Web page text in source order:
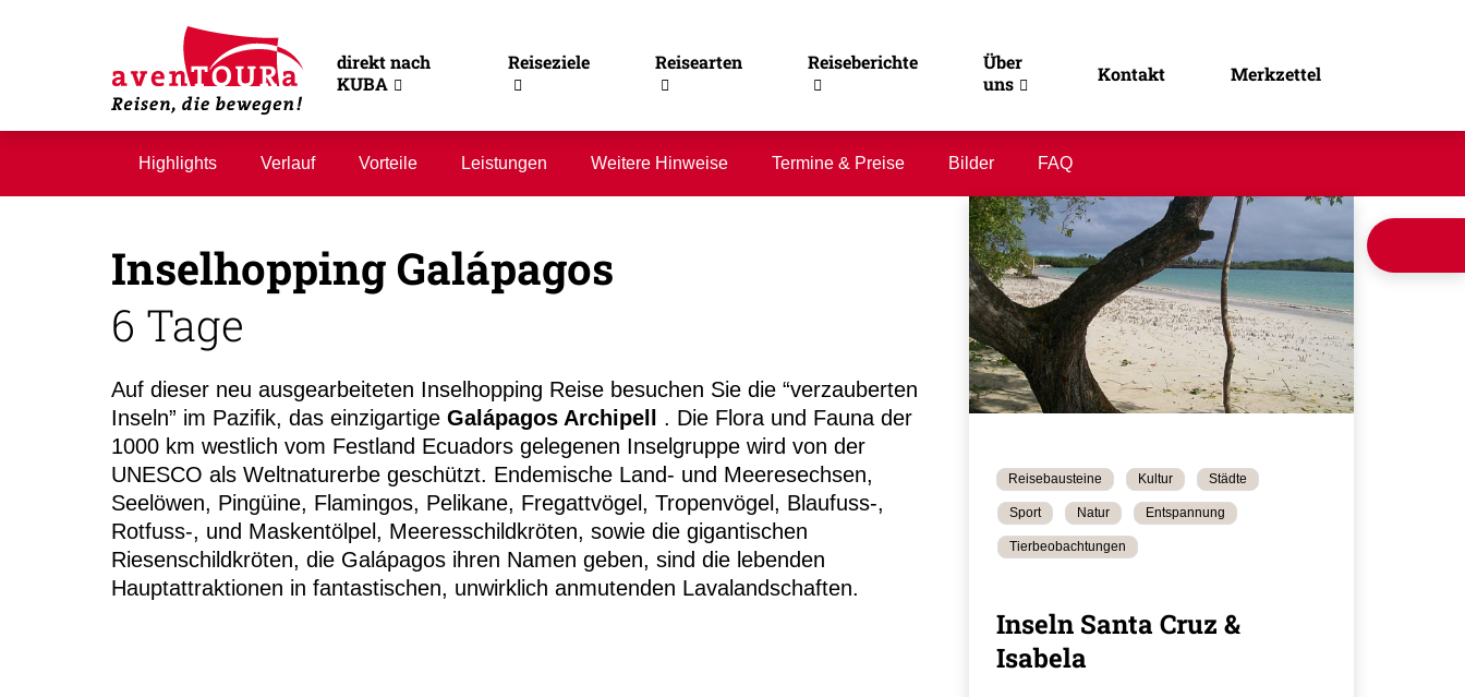
direkt nach
KUBA
Reiseziele Reisearten Reiseberichte
Über
uns
Kontakt Merkzettel
Highlights Verlauf Vorteile Leistungen Weitere Hinweise Termine & Preise Bilder FAQ
Inselhopping Galápagos
6 Tage
Auf dieser neu ausgearbeiteten Inselhopping Reise besuchen Sie die “verzauberten
Inseln” im Pazifik, das einzigartige Galápagos Archipell
. Die Flora und Fauna der
1000 km westlich vom Festland Ecuadors gelegenen Inselgruppe wird von der
UNESCO als Weltnaturerbe geschützt. Endemische Land- und Meeresechsen,
Seelöwen, Pingüine, Flamingos, Pelikane, Fregattvögel, Tropenvögel, Blaufuss-,
Rotfuss-, und Maskentölpel, Meeresschildkröten, sowie die gigantischen
Riesenschildkröten, die Galápagos ihren Namen geben, sind die lebenden
Hauptattraktionen in fantastischen, unwirklich anmutenden Lavalandschaften.
Reisebausteine Kultur Städte
Sport Natur Entspannung
Tierbeobachtungen
Inseln Santa Cruz &
Isabela